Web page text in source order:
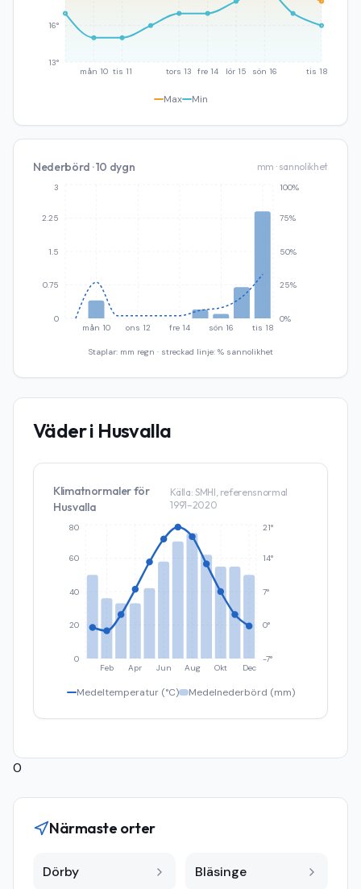
mån 10 tis 11 tors 13 fre 14 lör 15 sön 16 tis 18
13°
16°
Max Min
Nederbörd · 10 dygn mm · sannolikhet
mån 10 ons 12 fre 14 sön 16 tis 18
0
0.75
1.5
2.25
3
0%
25%
50%
75%
100%
Staplar: mm regn · streckad linje: % sannolikhet
Väder i Husvalla
Klimatnormaler för
Husvalla
Källa: SMHI, referensnormal
1991–2020
Feb Apr Jun Aug Okt Dec
0
20
40
60
80
-7°
0°
7°
14°
21°
Medeltemperatur (°C) Medelnederbörd (mm)
0
Närmaste orter
Dörby Bläsinge